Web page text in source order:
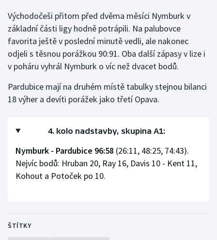
Futsal
Golf
Gymnastika
Házená
Krasobruslení
Východočeši přitom před dvěma měsíci Nymburk v
základní části ligy hodně potrápili. Na palubovce
favorita ještě v poslední minutě vedli, ale nakonec
odjeli s těsnou porážkou 90:91. Oba další zápasy v lize i
v poháru vyhrál Nymburk o víc než dvacet bodů.
Pardubice mají na druhém místě tabulky stejnou bilanci
18 výher a devíti porážek jako třetí Opava.
4. kolo nadstavby, skupina A1:
Nymburk - Pardubice 96:58 (26:11, 48:25, 74:43).
Nejvíc bodů: Hruban 20, Ray 16, Davis 10 - Kent 11,
Kohout a Potoček po 10.
ŠTÍTKY